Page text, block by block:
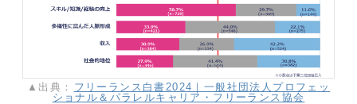
▲出典：
フリーランス白書2024｜一般社団法人プロフェッ
ショナル＆パラレルキャリア・フリーランス協会